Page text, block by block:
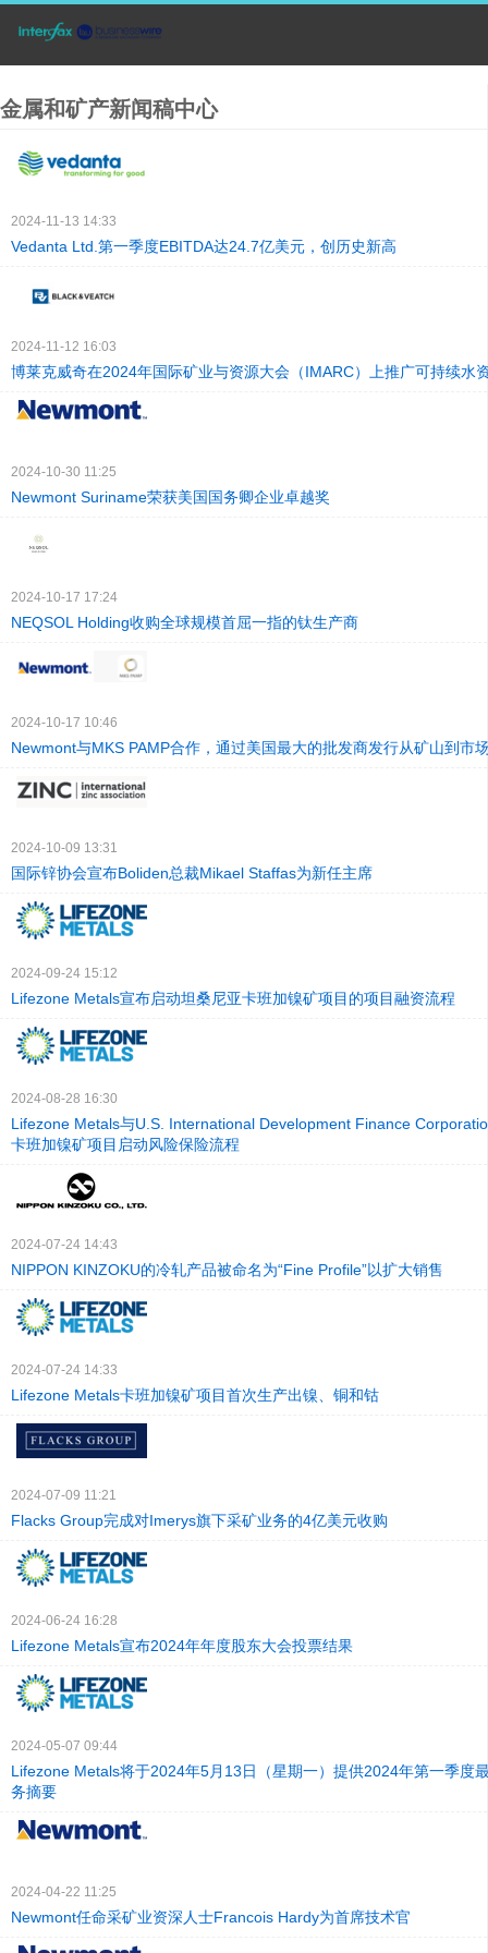
金属和矿产新闻稿中心
2024-11-13 14:33
Vedanta Ltd.第一季度EBITDA达24.7亿美元，创历史新高
2024-11-12 16:03
博莱克威奇在2024年国际矿业与资源大会（IMARC）上推广可持续水
2024-10-30 11:25
Newmont Suriname荣获美国国务卿企业卓越奖
2024-10-17 17:24
NEQSOL Holding收购全球规模首屈一指的钛生产商
2024-10-17 10:46
Newmont与MKS PAMP合作，通过美国最大的批发商发行从矿山到市
2024-10-09 13:31
国际锌协会宣布Boliden总裁Mikael Staffas为新任主席
2024-09-24 15:12
Lifezone Metals宣布启动坦桑尼亚卡班加镍矿项目的项目融资流程
2024-08-28 16:30
Lifezone Metals与U.S. International Development Finance
卡班加镍矿项目启动风险保险流程
2024-07-24 14:43
NIPPON KINZOKU的冷轧产品被命名为“Fine Profile”以扩大销售
2024-07-24 14:33
Lifezone Metals卡班加镍矿项目首次生产出镍、铜和钴
2024-07-09 11:21
Flacks Group完成对Imerys旗下采矿业务的4亿美元收购
2024-06-24 16:28
Lifezone Metals宣布2024年年度股东大会投票结果
2024-05-07 09:44
Lifezone Metals将于2024年5月13日（星期一）提供2024年第一季度
务摘要
2024-04-22 11:25
Newmont任命采矿业资深人士Francois Hardy为首席技术官